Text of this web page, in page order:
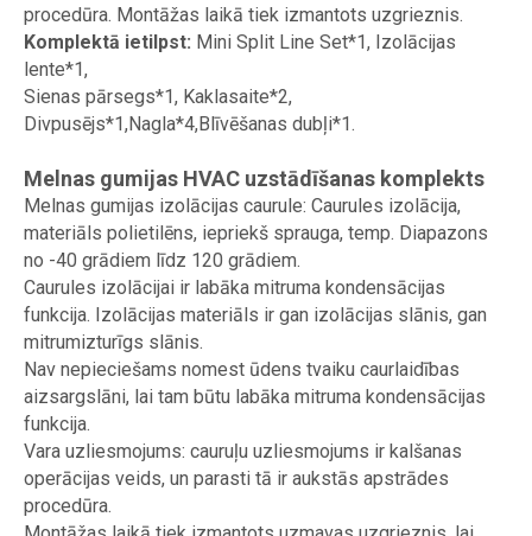
procedūra. Montāžas laikā tiek izmantots uzgrieznis.
Komplektā ietilpst: Mini Split Line Set*1, Izolācijas
lente*1,
Sienas pārsegs*1, Kaklasaite*2,
Divpusējs*1,Nagla*4,Blīvēšanas dubļi*1.
Melnas gumijas HVAC uzstādīšanas komplekts
Melnas gumijas izolācijas caurule: Caurules izolācija,
materiāls polietilēns, iepriekš sprauga, temp. Diapazons
no -40 grādiem līdz 120 grādiem.
Caurules izolācijai ir labāka mitruma kondensācijas
funkcija. Izolācijas materiāls ir gan izolācijas slānis, gan
mitrumizturīgs slānis.
Nav nepieciešams nomest ūdens tvaiku caurlaidības
aizsargslāni, lai tam būtu labāka mitruma kondensācijas
funkcija.
Vara uzliesmojums: cauruļu uzliesmojums ir kalšanas
operācijas veids, un parasti tā ir aukstās apstrādes
procedūra.